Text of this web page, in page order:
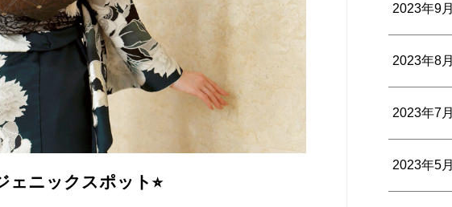
ェニックスポット⭐︎
2023年9月
2023年8月
2023年7月
2023年5月